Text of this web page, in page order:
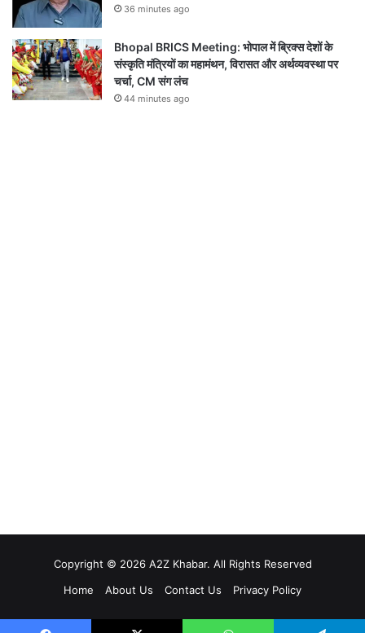
36 minutes ago
Bhopal BRICS Meeting: भोपाल में ब्रिक्स देशों के
संस्कृति मंत्रियों का महामंथन, विरासत और अर्थव्यवस्था पर
चर्चा, CM संग लंच
44 minutes ago
Copyright © 2026 A2Z Khabar. All Rights Reserved
Home
About Us Contact Us Privacy Policy